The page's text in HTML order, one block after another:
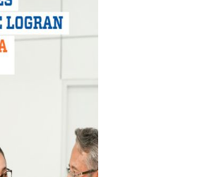
POR FIESTAS PATRIAS DE
contratación